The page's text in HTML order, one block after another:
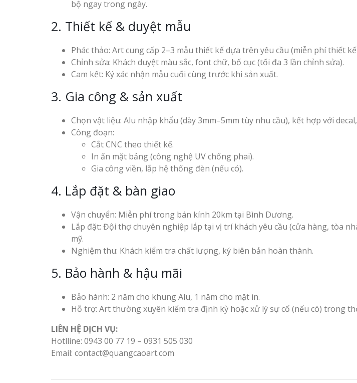
bộ ngay trong ngày.
2. Thiết kế & duyệt mẫu
Phác thảo: Art cung cấp 2–3 mẫu thiết kế dựa trên yêu cầu (miễn phí thiết
Chỉnh sửa: Khách duyệt màu sắc, font chữ, bố cục (tối đa 3 lần chỉnh sửa).
Cam kết: Ký xác nhận mẫu cuối cùng trước khi sản xuất.
3. Gia công & sản xuất
Chọn vật liệu: Alu nhập khẩu (dày 3mm–5mm tùy nhu cầu), kết hợp với
Công đoạn:
Cắt CNC theo thiết kế.
In ấn mặt bảng (công nghệ UV chống phai).
Gia công viền, lắp hệ thống đèn (nếu có).
4. Lắp đặt & bàn giao
Vận chuyển: Miễn phí trong bán kính 20km tại Bình Dương.
Lắp đặt: Đội thợ chuyên nghiệp lắp tại vị trí khách yêu cầu (cửa hàng, tòa
mỹ.
Nghiệm thu: Khách kiểm tra chất lượng, ký biên bản hoàn thành.
5. Bảo hành & hậu mãi
Bảo hành: 2 năm cho khung Alu, 1 năm cho mặt in.
Hỗ trợ: Art thường xuyên kiểm tra định kỳ hoặc xử lý sự cố (nếu có) trong
LIÊN HỆ DỊCH VỤ:
Hotlline: 0943 00 77 19 – 0931 505 030
Email: contact@quangcaoart.com